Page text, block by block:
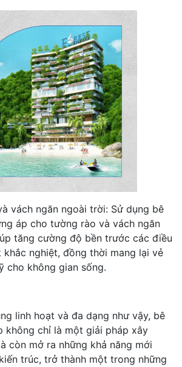
vách ngăn ngoài trời: Sử dụng bê
áp cho tường rào và vách ngăn
tăng cường độ bền trước các điều
khắc nghiệt, đồng thời mang lại vẻ
cho không gian sống.
linh hoạt và đa dạng như vậy, bê
không chỉ là một giải pháp xây
còn mở ra những khả năng mới
trúc, trở thành một trong những